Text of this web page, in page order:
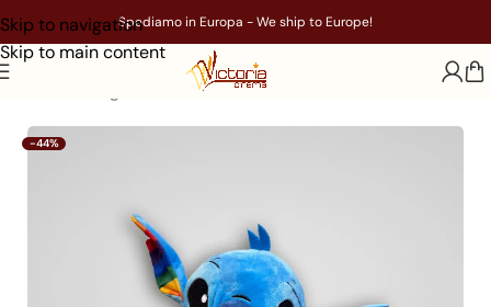
Skip to navigation
Skip to main content
Spediamo in Europa - We ship to Europe!
Lilo e Stitch
-44%